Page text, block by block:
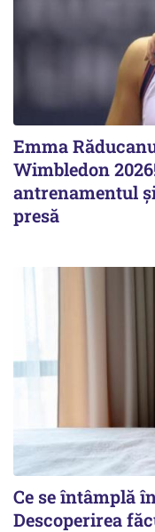
Emma
Wimbledon
antrenamentul
presă
Ce se întâmplă
Descoperirea